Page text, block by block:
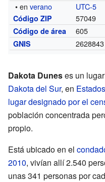
• enverano UTC-5
Código ZIP 57049
Código de área 605
GNIS 2628843
Dakota Duneses un
Dakota del Sur, en
lugar designado por el
población concentrada
propio.
Está ubicado en el
2010, vivían allí 2.540
unas 341 personas por